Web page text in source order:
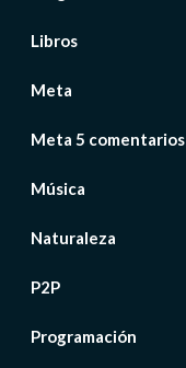
Libros
Meta
Meta 5 comentarios
Música
Naturaleza
P2P
Programación